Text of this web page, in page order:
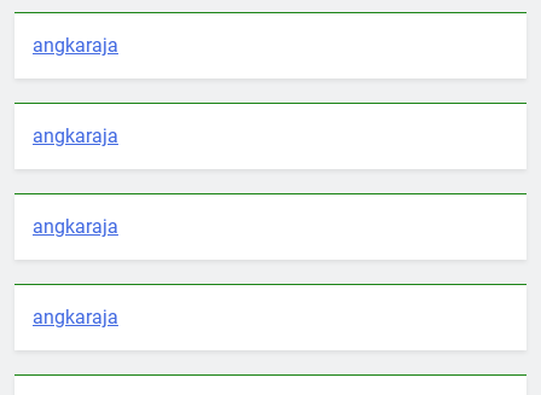
angkaraja
angkaraja
angkaraja
angkaraja